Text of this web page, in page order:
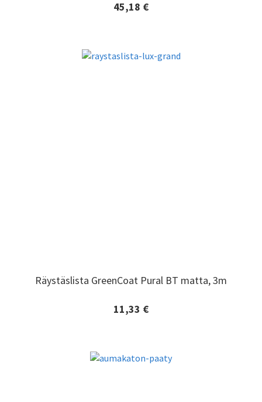
45,18 €
Lisätiedot ja tilaaminen
Räystäslista GreenCoat Pural BT matta, 3m
11,33 €
Räystäslista GreenCoat Pural BT matta, 3m
Lisätiedot ja tilaaminen